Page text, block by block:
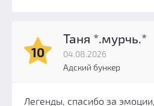
10
Таня *.мурчь.*
04.08.2026
Адский бункер
Легенды, спасибо за